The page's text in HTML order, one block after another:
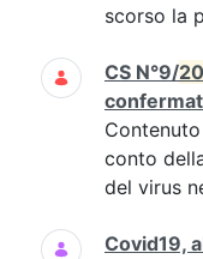
scorso la
CS N°9/
conto
del virus
Covid19,